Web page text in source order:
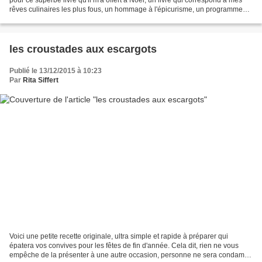
rêves culinaires les plus fous, un hommage à l'épicurisme, un programme
les croustades aux escargots
Publié le 13/12/2015 à 10:23
Par Rita Siffert
Voici une petite recette originale, ultra simple et rapide à préparer qui
épatera vos convives pour les fêtes de fin d'année. Cela dit, rien ne vous
empêche de la présenter à une autre occasion, personne ne sera condamné